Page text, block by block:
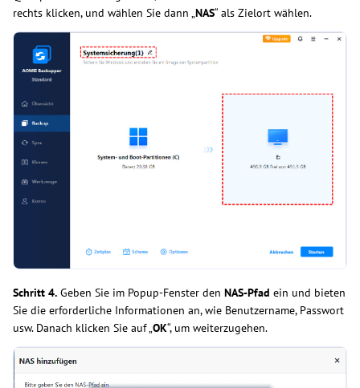
rechts klicken, und wählen Sie dann „NAS“ als Zielort wählen.
Schritt 4. Geben Sie im Popup-Fenster den NAS-Pfad ein und bieten
Sie die erforderliche Informationen an, wie Benutzername, Passwort
usw. Danach klicken Sie auf „OK“, um weiterzugehen.